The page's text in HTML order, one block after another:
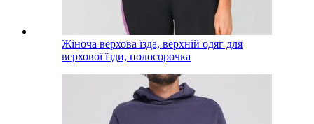
Жіноча верхова їзда, верхній одяг для
верхової їзди, полосорочка